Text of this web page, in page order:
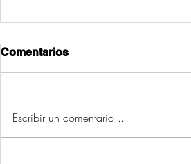
Comentarios
Escribir un comentario...